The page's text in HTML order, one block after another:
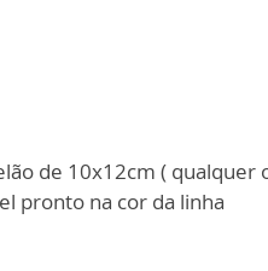
de 10x12cm (
pronto na cor da linha